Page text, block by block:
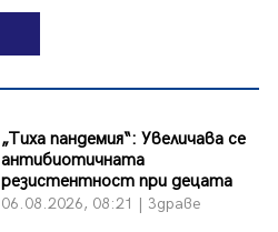
„Тиха пандемия“: Увеличава се
антибиотичната
резистентност при децата
06.08.2026, 08:21 | Здраве